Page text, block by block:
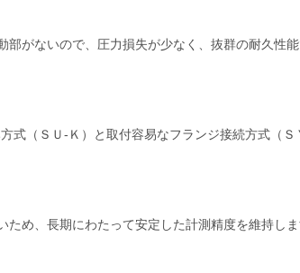
がないので、圧力損失が少なく、抜群の耐久性能
式（ＳＵ-Ｋ）と取付容易なフランジ接続方式（Ｓ
め、長期にわたって安定した計測精度を維持しま